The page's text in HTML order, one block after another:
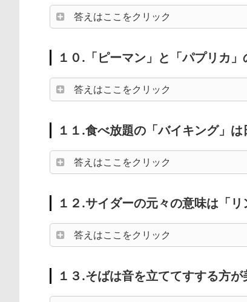
答えはここをクリック
１０.「ピーマン」と「パプリカ」
答えはここをクリック
１１.食べ放題の「バイキング」は
答えはここをクリック
１２.サイダーの元々の意味は「
答えはここをクリック
１３.そばは音を立ててすする方が